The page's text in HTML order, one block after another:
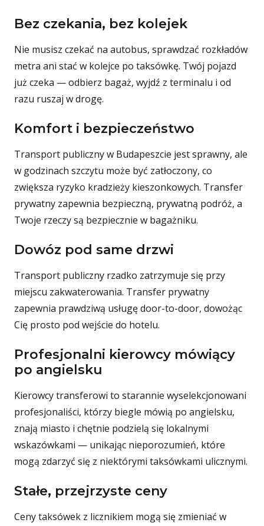
Bez czekania, bez kolejek
Nie musisz czekać na autobus, sprawdzać rozkładów
metra ani stać w kolejce po taksówkę. Twój pojazd
już czeka — odbierz bagaż, wyjdź z terminalu i od
razu ruszaj w drogę.
Komfort i bezpieczeństwo
Transport publiczny w Budapeszcie jest sprawny, ale
w godzinach szczytu może być zatłoczony, co
zwiększa ryzyko kradzieży kieszonkowych. Transfer
prywatny zapewnia bezpieczną, prywatną podróż, a
Twoje rzeczy są bezpiecznie w bagażniku.
Dowóz pod same drzwi
Transport publiczny rzadko zatrzymuje się przy
miejscu zakwaterowania. Transfer prywatny
zapewnia prawdziwą usługę door-to-door, dowożąc
Cię prosto pod wejście do hotelu.
Profesjonalni kierowcy mówiący
po angielsku
Kierowcy transferowi to starannie wyselekcjonowani
profesjonaliści, którzy biegle mówią po angielsku,
znają miasto i chętnie podzielą się lokalnymi
wskazówkami — unikając nieporozumień, które
mogą zdarzyć się z niektórymi taksówkami ulicznymi.
Stałe, przejrzyste ceny
Ceny taksówek z licznikiem mogą się zmieniać w